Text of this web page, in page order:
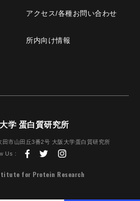
アクセス/各種お問い合わせ
所内向け情報
学 蛋白質研究所
田市山田丘3番2号 大阪大学蛋白質研究所
Us :
for Protein Research